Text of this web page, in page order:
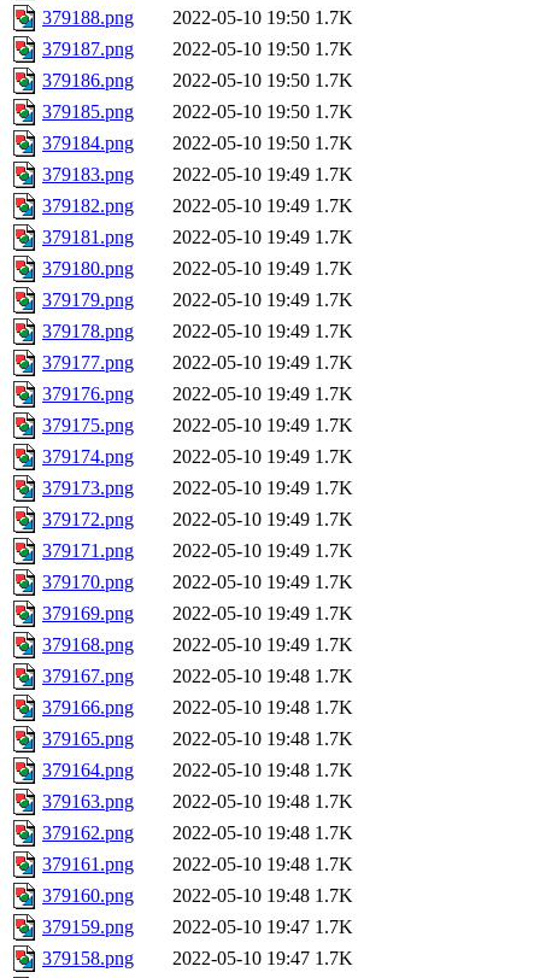
379188.png
2022-05-10 19:50 1.7K
379187.png
2022-05-10 19:50 1.7K
379186.png
2022-05-10 19:50 1.7K
379185.png
2022-05-10 19:50 1.7K
379184.png
2022-05-10 19:50 1.7K
379183.png
2022-05-10 19:49 1.7K
379182.png
2022-05-10 19:49 1.7K
379181.png
2022-05-10 19:49 1.7K
379180.png
2022-05-10 19:49 1.7K
379179.png
2022-05-10 19:49 1.7K
379178.png
2022-05-10 19:49 1.7K
379177.png
2022-05-10 19:49 1.7K
379176.png
2022-05-10 19:49 1.7K
379175.png
2022-05-10 19:49 1.7K
379174.png
2022-05-10 19:49 1.7K
379173.png
2022-05-10 19:49 1.7K
379172.png
2022-05-10 19:49 1.7K
379171.png
2022-05-10 19:49 1.7K
379170.png
2022-05-10 19:49 1.7K
379169.png
2022-05-10 19:49 1.7K
379168.png
2022-05-10 19:49 1.7K
379167.png
2022-05-10 19:48 1.7K
379166.png
2022-05-10 19:48 1.7K
379165.png
2022-05-10 19:48 1.7K
379164.png
2022-05-10 19:48 1.7K
379163.png
2022-05-10 19:48 1.7K
379162.png
2022-05-10 19:48 1.7K
379161.png
2022-05-10 19:48 1.7K
379160.png
2022-05-10 19:48 1.7K
379159.png
2022-05-10 19:47 1.7K
379158.png
2022-05-10 19:47 1.7K